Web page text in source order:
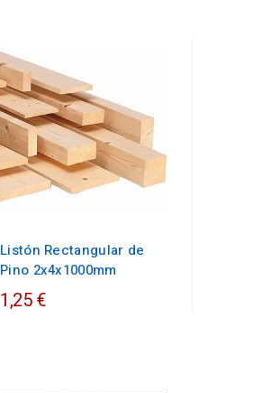
Listón Rectangular de
Pino 2x4x1000mm
1,25 €